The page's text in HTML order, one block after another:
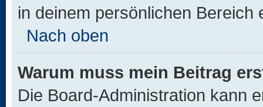
in deinem persönlichen Bereich
Nach oben
Warum muss mein Beitrag
Die Board-Administration kann